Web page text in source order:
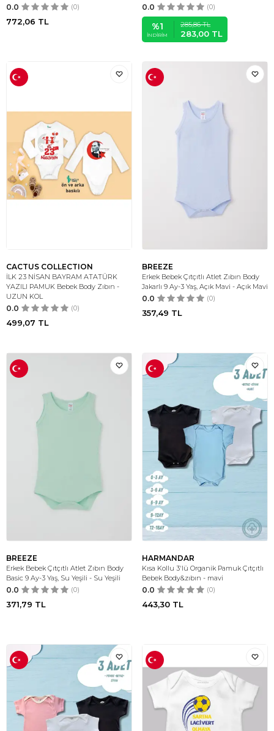
0.0 (0)
772,06 TL
0.0 (0)
%1
İNDIRIM
285,86TL
283,00 TL
CACTUS COLLECTION
İLK 23 NİSAN BAYRAM ATATÜRK
YAZILI PAMUK Bebek Body Zıbın -
UZUN KOL
0.0 (0)
499,07 TL
BREEZE
Erkek Bebek Çıtçıtlı Atlet Zıbın Body
Jakarlı 9 Ay-3 Yaş, Açık Mavi - Açık Mavi
0.0 (0)
357,49 TL
BREEZE
Erkek Bebek Çıtçıtlı Atlet Zıbın Body
Basic 9 Ay-3 Yaş, Su Yeşili - Su Yeşili
0.0 (0)
371,79 TL
HARMANDAR
Kısa Kollu 3'lü Organik Pamuk Çıtçıtlı
Bebek Body&zıbın - mavi
0.0 (0)
443,30 TL